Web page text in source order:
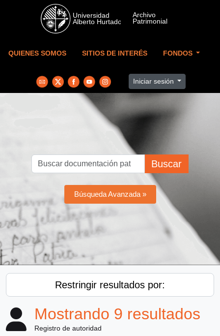
Skip to main content
QUIENES SOMOS SITIOS DE INTERÉS FONDOS
Iniciar sesión
Buscar
Búsqueda Avanzada »
Restringir resultados por:
Mostrando 9 resultados
Registro de autoridad